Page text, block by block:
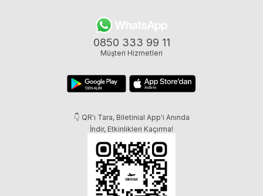
0850 333 99 11
Müşteri Hizmetleri
👇 QR'ı Tara, Biletinial App'i Anında
İndir, Etkinlikleri Kaçırma!